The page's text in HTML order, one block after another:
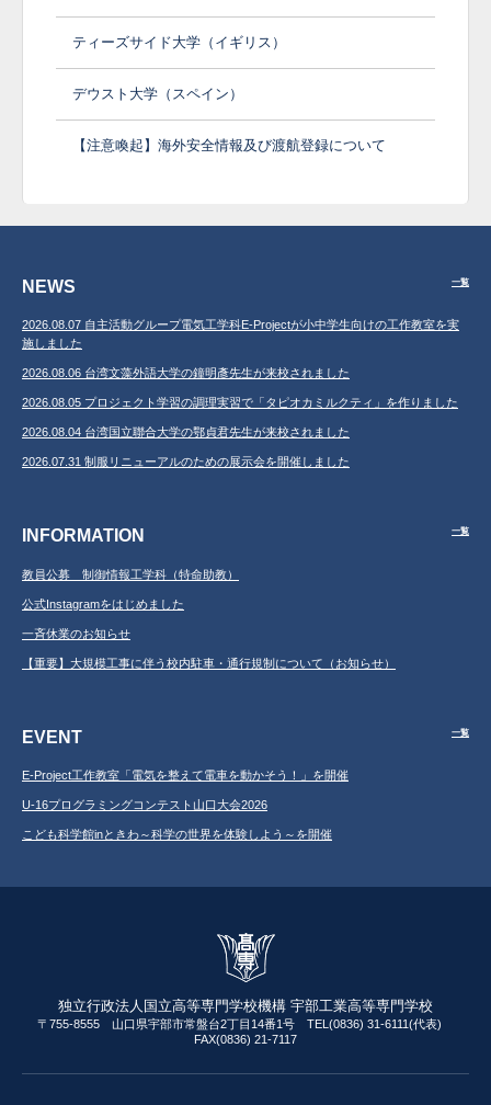
ティーズサイド大学（イギリス）
デウスト大学（スペイン）
【注意喚起】海外安全情報及び渡航登録について
NEWS 一覧
2026.08.07 自主活動グループ電気工学科E-Projectが小中学生向けの工作教室を実
施しました
2026.08.06 台湾文藻外語大学の鐘明彥先生が来校されました
2026.08.05 プロジェクト学習の調理実習で「タピオカミルクティ」を作りました
2026.08.04 台湾国立聯合大学の鄂貞君先生が来校されました
2026.07.31 制服リニューアルのための展示会を開催しました
INFORMATION 一覧
教員公募 制御情報工学科（特命助教）
公式Instagramをはじめました
一斉休業のお知らせ
【重要】大規模工事に伴う校内駐車・通行規制について（お知らせ）
EVENT 一覧
E-Project工作教室「電気を整えて電車を動かそう！」を開催
U-16プログラミングコンテスト山口大会2026
こども科学館inときわ～科学の世界を体験しよう～を開催
独立行政法人国立高等専門学校機構 宇部工業高等専門学校
〒755-8555 山口県宇部市常盤台2丁目14番1号 TEL(0836) 31-6111(代表)
FAX(0836) 21-7117